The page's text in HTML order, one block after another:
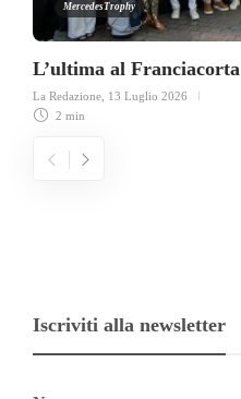
MercedesTrophy
L’ultima al Franciacorta
La Redazione 13 Luglio 2026
2 min
Iscriviti alla newsletter